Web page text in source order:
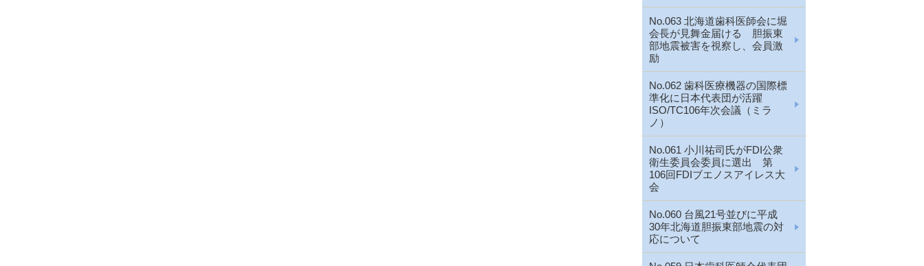
No.063 北海道歯科医師会に堀
会長が見舞金届ける 胆振東
部地震被害を視察し、会員激
励
No.062 歯科医療機器の国際標
準化に日本代表団が活躍
ISO/TC106年次会議（ミラ
ノ）
No.061 小川祐司氏がFDI公衆
衛生委員会委員に選出 第
106回FDIブエノスアイレス大
会
No.060 台風21号並びに平成
30年北海道胆振東部地震の対
応について